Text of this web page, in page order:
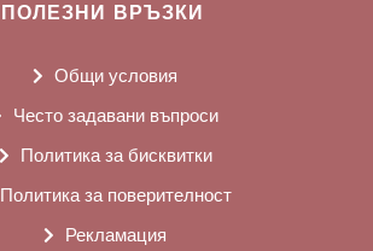
ПОЛЕЗНИ ВРЪЗКИ
Общи условия
Често задавани въпроси
Политика за бисквитки
Политика за поверителност
Рекламация